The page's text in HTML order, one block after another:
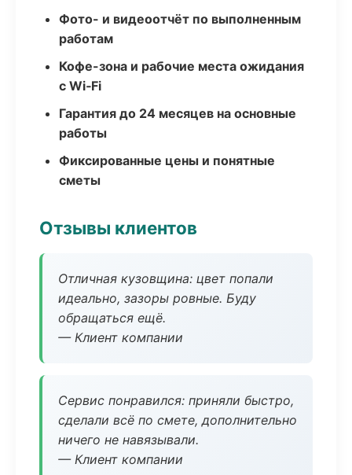
Фото- и видеоотчёт по выполненным
работам
Кофе-зона и рабочие места ожидания
с Wi‑Fi
Гарантия до 24 месяцев на основные
работы
Фиксированные цены и понятные
сметы
Отзывы клиентов
Отличная кузовщина: цвет попали
идеально, зазоры ровные. Буду
обращаться ещё.
— Клиент компании
Сервис понравился: приняли быстро,
сделали всё по смете, дополнительно
ничего не навязывали.
— Клиент компании